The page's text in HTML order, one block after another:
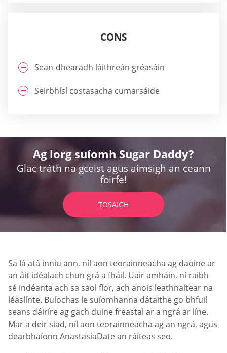
CONS
Sean-dhearadh láithreán gréasáin
Seirbhísí costasacha cumarsáide
Ag lorg suíomh Sugar Daddy?
Glac tráth na gceist agus aimsigh an ceann
foirfe!
TOSAIGH
Sa lá atá inniu ann, níl aon teorainneacha ag daoine ar
an áit idéalach chun grá a fháil. Uair amháin, ní raibh
sé indéanta ach sa saol fíor, ach anois leathnaítear na
léaslínte. Buíochas le suíomhanna dátaithe go bhfuil
seans dáiríre ag gach duine freastal ar a ngrá ar líne.
Mar a deir siad, níl aon teorainneacha ag an ngrá, agus
dearbhaíonn AnastasiaDate an ráiteas seo.